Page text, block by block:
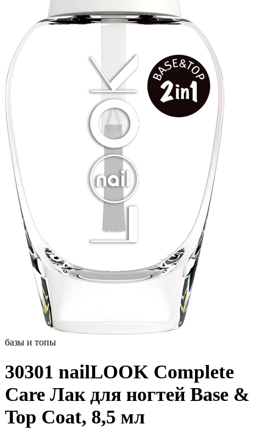
базы и топы
30301 nailLOOK Complete
Care Лак для ногтей Base &
Top Coat, 8,5 мл